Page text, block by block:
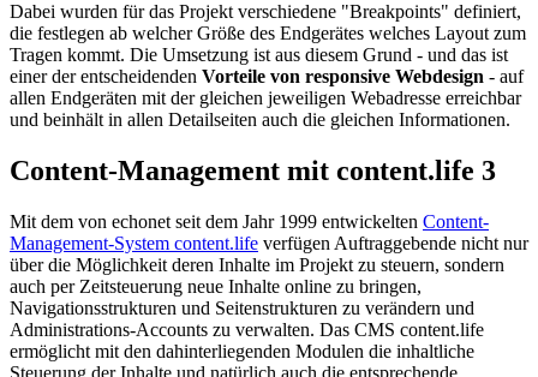
Dabei wurden für das Projekt verschiedene "Breakpoints" definiert,
die festlegen ab welcher Größe des Endgerätes welches Layout zum
Tragen kommt. Die Umsetzung ist aus diesem Grund - und das ist
einer der entscheidenden Vorteile von responsive Webdesign - auf
allen Endgeräten mit der gleichen jeweiligen Webadresse erreichbar
und beinhält in allen Detailseiten auch die gleichen Informationen.
Content-Management mit content.life 3
Mit dem von echonet seit dem Jahr 1999 entwickelten Content-
Management-System content.life verfügen Auftraggebende nicht nur
über die Möglichkeit deren Inhalte im Projekt zu steuern, sondern
auch per Zeitsteuerung neue Inhalte online zu bringen,
Navigationsstrukturen und Seitenstrukturen zu verändern und
Administrations-Accounts zu verwalten. Das CMS content.life
ermöglicht mit den dahinterliegenden Modulen die inhaltliche
Steuerung der Inhalte und natürlich auch die entsprechende